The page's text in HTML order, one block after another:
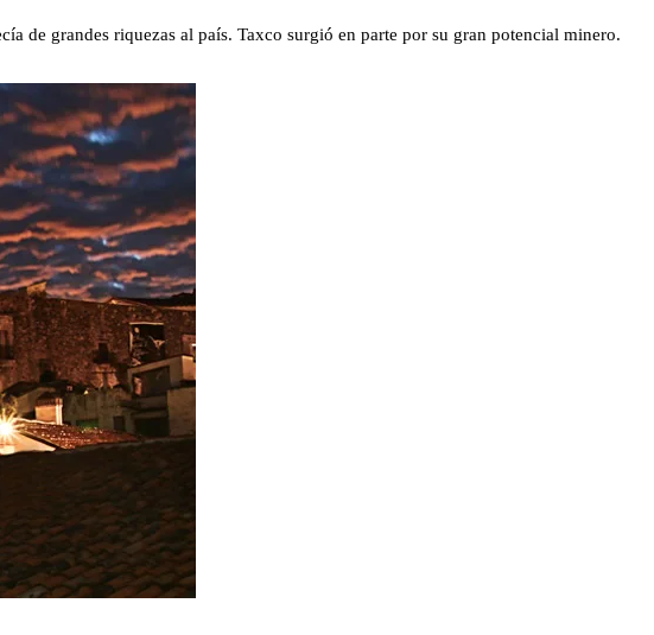
de grandes riquezas al país. Taxco surgió en parte por su gran potencial minero.